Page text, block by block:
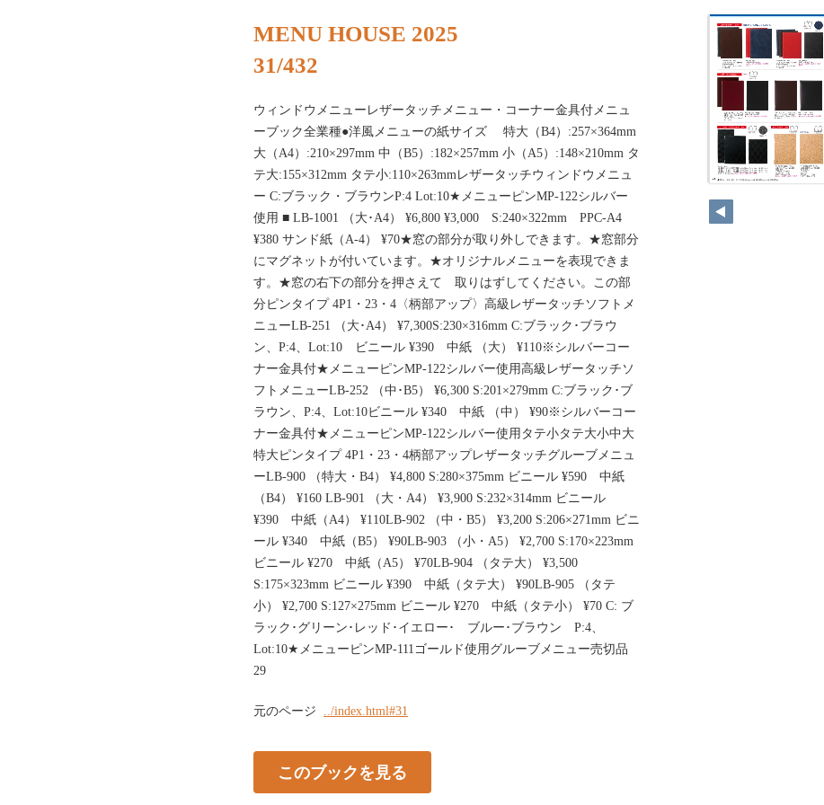
MENU HOUSE 2025
31/432
ウィンドウメニューレザータッチメニュー・コーナー金具付メニュ
ーブック全業種●洋風メニューの紙サイズ 特大（B4）:257×364mm
大（A4）:210×297mm 中（B5）:182×257mm 小（A5）:148×210mm タ
テ大:155×312mm タテ小:110×263mmレザータッチウィンドウメニュ
ー C:ブラック・ブラウンP:4 Lot:10★メニューピンMP-122シルバー
使用 ■ LB-1001 （大･A4） ¥6,800 ¥3,000 S:240×322mm PPC-A4
¥380 サンド紙（A-4） ¥70★窓の部分が取り外しできます。★窓部分
にマグネットが付いています。★オリジナルメニューを表現できま
す。★窓の右下の部分を押さえて 取りはずしてください。この部
分ピンタイプ 4P1・23・4〈柄部アップ〉高級レザータッチソフトメ
ニューLB-251 （大･A4） ¥7,300S:230×316mm C:ブラック･ブラウ
ン、P:4、Lot:10 ビニール ¥390 中紙 （大） ¥110※シルバーコー
ナー金具付★メニューピンMP-122シルバー使用高級レザータッチソ
フトメニューLB-252 （中･B5） ¥6,300 S:201×279mm C:ブラック･ブ
ラウン、P:4、Lot:10ビニール ¥340 中紙 （中） ¥90※シルバーコー
ナー金具付★メニューピンMP-122シルバー使用タテ小タテ大小中大
特大ピンタイプ 4P1・23・4柄部アップレザータッチグルーブメニュ
ーLB-900 （特大・B4） ¥4,800 S:280×375mm ビニール ¥590 中紙
（B4） ¥160 LB-901 （大・A4） ¥3,900 S:232×314mm ビニール
¥390 中紙（A4） ¥110LB-902 （中・B5） ¥3,200 S:206×271mm ビニ
ール ¥340 中紙（B5） ¥90LB-903 （小・A5） ¥2,700 S:170×223mm
ビニール ¥270 中紙（A5） ¥70LB-904 （タテ大） ¥3,500
S:175×323mm ビニール ¥390 中紙（タテ大） ¥90LB-905 （タテ
小） ¥2,700 S:127×275mm ビニール ¥270 中紙（タテ小） ¥70 C: ブ
ラック･グリーン･レッド･イエロー･ ブルー･ブラウン P:4、
Lot:10★メニューピンMP-111ゴールド使用グルーブメニュー売切品
29
元のページ ../index.html#31
このブックを見る